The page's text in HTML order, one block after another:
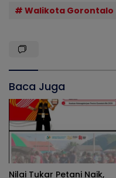
# Walikota Gorontalo
Baca Juga
Nilai Tukar Petani Naik,